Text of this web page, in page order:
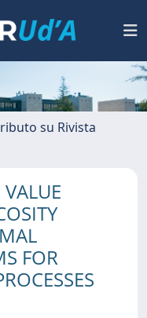
su Rivista
FOR